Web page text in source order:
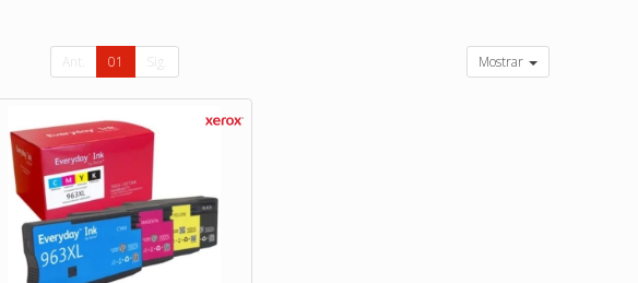
Ant. 01 Sig. Mostrar